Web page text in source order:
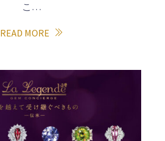
こ…
READ MORE